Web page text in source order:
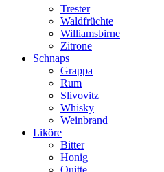
Trester
Waldfrüchte
Williamsbirne
Zitrone
Schnaps
Grappa
Rum
Slivovitz
Whisky
Weinbrand
Liköre
Bitter
Honig
Quitte